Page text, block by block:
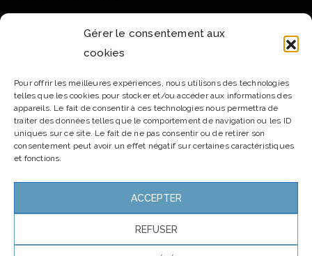
Gérer le consentement aux
cookies
Pour offrir les meilleures expériences, nous utilisons des technologies
telles que les cookies pour stocker et/ou accéder aux informations des
appareils. Le fait de consentir à ces technologies nous permettra de
traiter des données telles que le comportement de navigation ou les ID
uniques sur ce site. Le fait de ne pas consentir ou de retirer son
consentement peut avoir un effet négatif sur certaines caractéristiques
et fonctions.
ACCEPTER
REFUSER
Email*
Nom